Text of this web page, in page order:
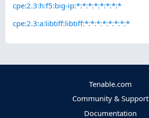
cpe:2.3:h:f5:big-ip:*:*:*:*:*:*:*:*
cpe:2.3:a:libtiff:libtiff:*:*:*:*:*:*:*:*
Tenable.com
Community & Support
Documentation